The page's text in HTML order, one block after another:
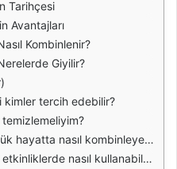
Tarihçesi
Avantajları
Kombinlenir?
Giyilir?
tercih edebilir?
nasıl kombinleyebilirim?
nasıl kullanabilirim?